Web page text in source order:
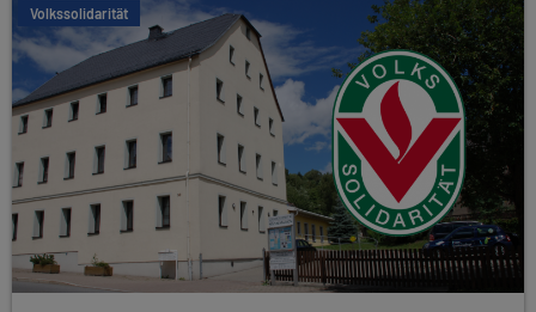
Volkssolidarität